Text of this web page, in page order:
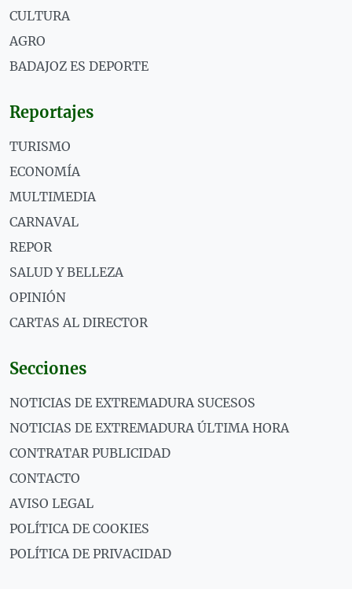
CULTURA
AGRO
BADAJOZ ES DEPORTE
Reportajes
TURISMO
ECONOMÍA
MULTIMEDIA
CARNAVAL
REPOR
SALUD Y BELLEZA
OPINIÓN
CARTAS AL DIRECTOR
Secciones
NOTICIAS DE EXTREMADURA SUCESOS
NOTICIAS DE EXTREMADURA ÚLTIMA HORA
CONTRATAR PUBLICIDAD
CONTACTO
AVISO LEGAL
POLÍTICA DE COOKIES
POLÍTICA DE PRIVACIDAD